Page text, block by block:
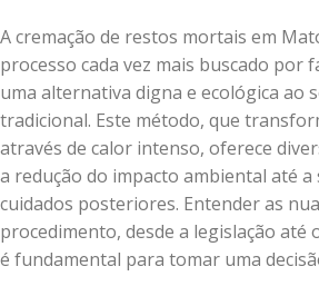
A cremação de restos mortais em
processo cada vez mais buscado por
uma alternativa digna e ecológica ao
tradicional. Este método, que
através de calor intenso, oferece
a redução do impacto ambiental até a
cuidados posteriores. Entender as
procedimento, desde a legislação até
é fundamental para tomar uma